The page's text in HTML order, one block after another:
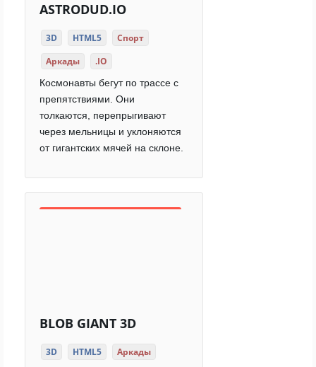
ASTRODUD.IO
3D HTML5
Спорт
Аркады
.IO
Космонавты бегут по трассе с
препятствиями. Они
толкаются, перепрыгивают
через мельницы и уклоняются
от гигантских мячей на склоне.
BLOB GIANT 3D
3D HTML5 Аркады